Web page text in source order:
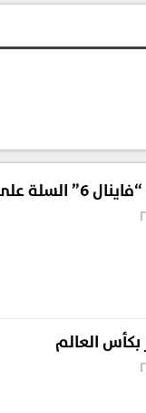
النواعير
بكأس العالم